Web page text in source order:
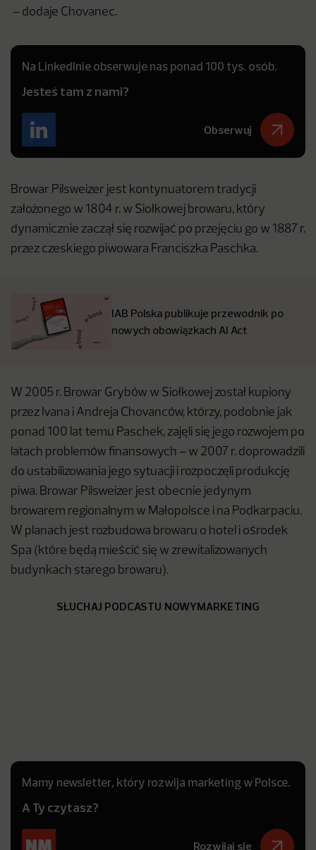
– dodaje Chovanec.
Na LinkedInie obserwuje nas ponad 100 tys. osób.
Jesteś tam z nami?
Obserwuj
Browar Pilsweizer jest kontynuatorem tradycji
założonego w 1804 r. w Siołkowej browaru, który
dynamicznie zaczął się rozwijać po przejęciu go w 1887 r.
przez czeskiego piwowara Franciszka Paschka.
IAB Polska publikuje przewodnik po
nowych obowiązkach AI Act
W 2005 r. Browar Grybów w Siołkowej został kupiony
przez Ivana i Andreja Chovanców, którzy, podobnie jak
ponad 100 lat temu Paschek, zajęli się jego rozwojem po
latach problemów finansowych – w 2007 r. doprowadzili
do ustabilizowania jego sytuacji i rozpoczęli produkcję
piwa. Browar Pilsweizer jest obecnie jedynym
browarem regionalnym w Małopolsce i na Podkarpaciu.
W planach jest rozbudowa browaru o hotel i ośrodek
Spa (które będą mieścić się w zrewitalizowanych
budynkach starego browaru).
SŁUCHAJ PODCASTU NOWYMARKETING
Mamy newsletter, który rozwija marketing w Polsce.
A Ty czytasz?
Rozwijaj się